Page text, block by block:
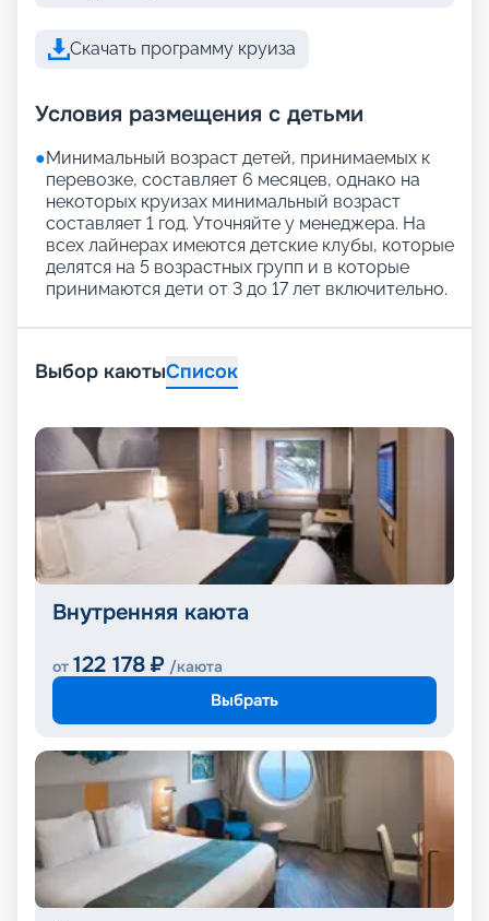
Скачать программу круиза
Условия размещения с детьми
●Минимальный возраст детей, принимаемых к
перевозке, составляет 6 месяцев, однако на
некоторых круизах минимальный возраст
составляет 1 год. Уточняйте у менеджера. На
всех лайнерах имеются детские клубы, которые
делятся на 5 возрастных групп и в которые
принимаются дети от 3 до 17 лет включительно.
Выбор каютыСписок
Внутренняя каюта
от 122 178 ₽ /каюта
Выбрать